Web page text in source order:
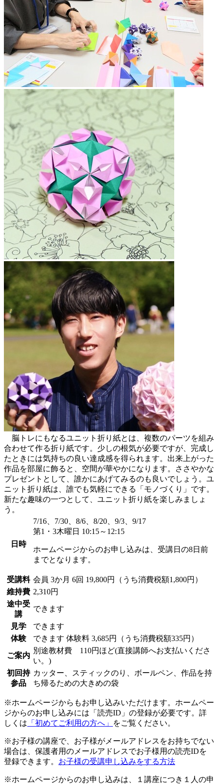
脳トレにもなるユニット折り紙とは、複数のパーツを組み
合わせて作る折り紙です。少しの根気が必要ですが、完成し
たときには気持ちの良い達成感を得られます。出来上がった
作品を部屋に飾ると、空間が華やかになります。ささやかな
プレゼントとして、誰かにあげてみるのも良いでしょう。ユ
ニット折り紙は、誰でも気軽にできる「モノづくり」です。
新たな趣味の一つとして、ユニット折り紙を楽しみましょ
う。
日時
7/16、7/30、8/6、8/20、9/3、9/17
第1・3木曜日 10:15～12:15
ホームページからのお申し込みは、受講日の8日前
までとなります。
受講料 会員 3か月 6回 19,800円（うち消費税額1,800円）
維持費 2,310円
途中受
講
できます
見学
できます
体験
できます 体験料 3,685円（うち消費税額335円）
ご案内
別途教材費 110円ほど(直接講師へお支払いくださ
い。)
初回持
参品
カッター、スティックのり、ボールペン、作品を持
ち帰るための大きめの袋
※ホームページからもお申し込みいただけます。ホームペー
ジからのお申し込みには「読売ID」の登録が必要です。詳
しくは 「初めてご利用の方へ」 をご覧ください。
※お子様の講座で、お子様がメールアドレスをお持ちでない
場合は、保護者用のメールアドレスでお子様用の読売IDを
登録できます。 お子様の受講申し込みをする方法
※ホームページからのお申し込みは、１講座につき１人の申